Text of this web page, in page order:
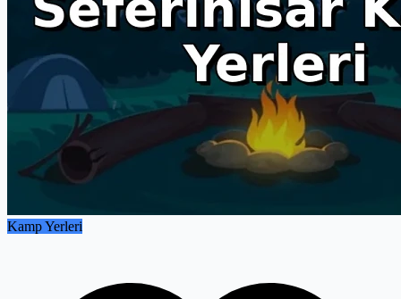
Kamp Yerleri